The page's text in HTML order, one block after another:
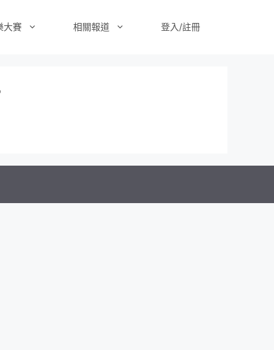
大賽 相關報道 登入/註冊